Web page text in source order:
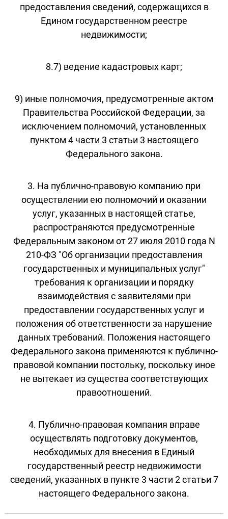
предоставления сведений, содержащихся в
Едином государственном реестре
недвижимости;
8.7) ведение кадастровых карт;
9) иные полномочия, предусмотренные актом
Правительства Российской Федерации, за
исключением полномочий, установленных
пунктом 4 части 3 статьи 3 настоящего
Федерального закона.
3. На публично-правовую компанию при
осуществлении ею полномочий и оказании
услуг, указанных в настоящей статье,
распространяются предусмотренные
Федеральным законом от 27 июля 2010 года N
210-ФЗ "Об организации предоставления
государственных и муниципальных услуг"
требования к организации и порядку
взаимодействия с заявителями при
предоставлении государственных услуг и
положения об ответственности за нарушение
данных требований. Положения настоящего
Федерального закона применяются к публично-
правовой компании постольку, поскольку иное
не вытекает из существа соответствующих
правоотношений.
4. Публично-правовая компания вправе
осуществлять подготовку документов,
необходимых для внесения в Единый
государственный реестр недвижимости
сведений, указанных в пункте 3 части 2 статьи 7
настоящего Федерального закона.